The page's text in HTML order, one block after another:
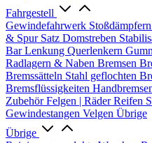
Fahrgestell
Gewindefahrwerk Stoßdämpfern
& Spur Satz Domstreben
BarLenkung Querlenkern
Radlagern & Naben Bremsen
Bremssätteln Stahl geflochten
Bremsflüssigkeiten
ZubehörFelgen | RäderReifen
Gewindestangen Velgen Übrige
Übrige